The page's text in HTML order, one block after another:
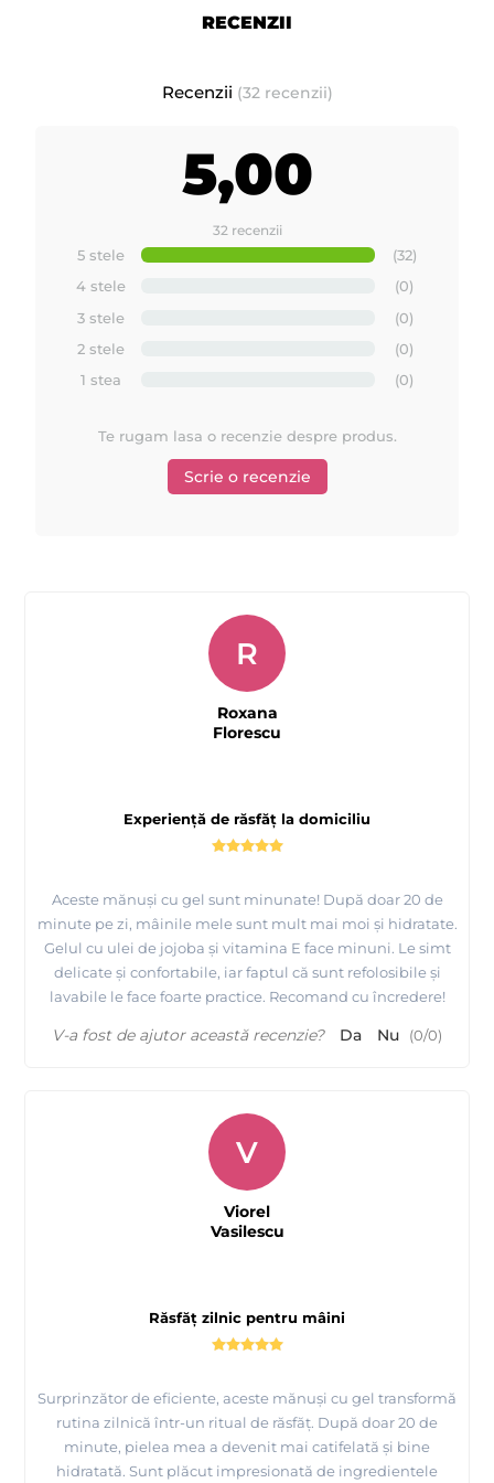
RECENZII
Recenzii (32 recenzii)
5,00
32 recenzii
5 stele
(32)
4 stele
(0)
3 stele
(0)
2 stele
(0)
1 stea
(0)
Te rugam lasa o recenzie despre produs.
Scrie o recenzie
Experiență de răsfăț la domiciliu
Aceste mănuși cu gel sunt minunate! După doar 20 de
minute pe zi, mâinile mele sunt mult mai moi și hidratate.
Gelul cu ulei de jojoba și vitamina E face minuni. Le simt
delicate și confortabile, iar faptul că sunt refolosibile și
lavabile le face foarte practice. Recomand cu încredere!
R
Roxana
Florescu
V-a fost de ajutor această recenzie? Da Nu (0/0)
Răsfăț zilnic pentru mâini
Surprinzător de eficiente, aceste mănuși cu gel transformă
rutina zilnică într-un ritual de răsfăț. După doar 20 de
minute, pielea mea a devenit mai catifelată și bine
hidratată. Sunt plăcut impresionată de ingredientele
V
Viorel
Vasilescu